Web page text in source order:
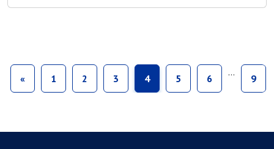
« 1 2 3 4 5 6
…
9